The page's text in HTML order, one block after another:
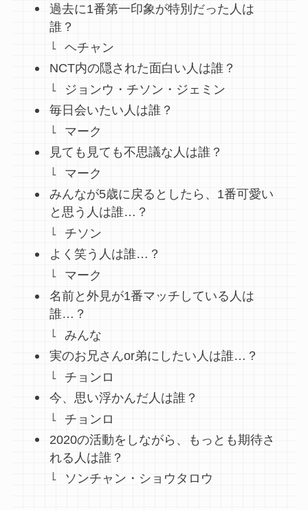
過去に1番第一印象が特別だった人は
誰？
ヘチャン
NCT内の隠された面白い人は誰？
ジョンウ・チソン・ジェミン
毎日会いたい人は誰？
マーク
見ても見ても不思議な人は誰？
マーク
みんなが5歳に戻るとしたら、1番可愛い
と思う人は誰…？
チソン
よく笑う人は誰…？
マーク
名前と外見が1番マッチしている人は
誰…？
みんな
実のお兄さんor弟にしたい人は誰…？
チョンロ
今、思い浮かんだ人は誰？
チョンロ
2020の活動をしながら、もっとも期待さ
れる人は誰？
ソンチャン・ショウタロウ